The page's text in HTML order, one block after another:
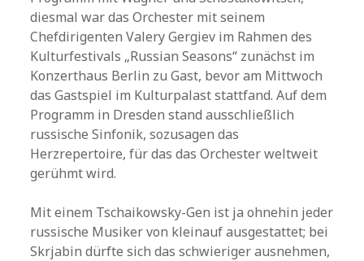
diesmal war das Orchester mit seinem
Chefdirigenten Valery Gergiev im Rahmen des
Kulturfestivals „Russian Seasons“ zunächst im
Konzerthaus Berlin zu Gast, bevor am Mittwoch
das Gastspiel im Kulturpalast stattfand. Auf dem
Programm in Dresden stand ausschließlich
russische Sinfonik, sozusagen das
Herzrepertoire, für das das Orchester weltweit
gerühmt wird.
Mit einem Tschaikowsky-Gen ist ja ohnehin jeder
russische Musiker von kleinauf ausgestattet; bei
Skrjabin dürfte sich das schwieriger ausnehmen,